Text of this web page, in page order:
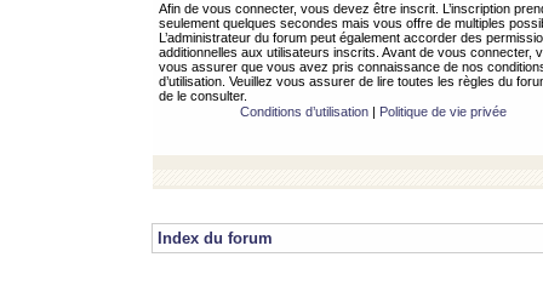
Afin de vous connecter, vous devez être inscrit. L’inscription
seulement quelques secondes mais vous offre de multiples
L’administrateur du forum peut également accorder des
additionnelles aux utilisateurs inscrits. Avant de vous connecter,
vous assurer que vous avez pris connaissance de nos
d’utilisation. Veuillez vous assurer de lire toutes les règles du
de le consulter.
Conditions d’utilisation| Politique de vie privée
Index du forum